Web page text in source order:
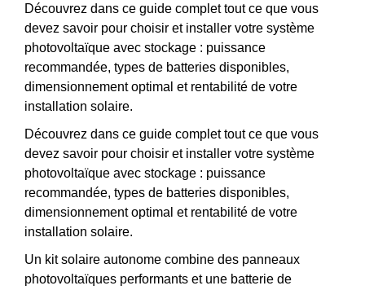
Découvrez dans ce guide complet tout ce que vous
devez savoir pour choisir et installer votre système
photovoltaïque avec stockage : puissance
recommandée, types de batteries disponibles,
dimensionnement optimal et rentabilité de votre
installation solaire.
Découvrez dans ce guide complet tout ce que vous
devez savoir pour choisir et installer votre système
photovoltaïque avec stockage : puissance
recommandée, types de batteries disponibles,
dimensionnement optimal et rentabilité de votre
installation solaire.
Un kit solaire autonome combine des panneaux
photovoltaïques performants et une batterie de